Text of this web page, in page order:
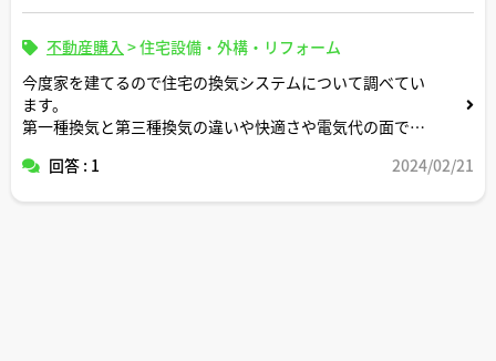
不動産購入 >住宅設備・外構・リフォーム
今度家を建てるので住宅の換気システムについて調べてい
ます。
第一種換気と第三種換気の違いや快適さや電気代の面でど
併用は可能かについても教えてください。
回答 : 1 2024/02/21